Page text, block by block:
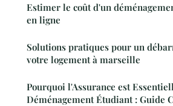
Estimer le coût d'un
en ligne
Solutions pratiques pour un
votre logement à marseille
Pourquoi l'Assurance est
Déménagement Étudiant : Guide